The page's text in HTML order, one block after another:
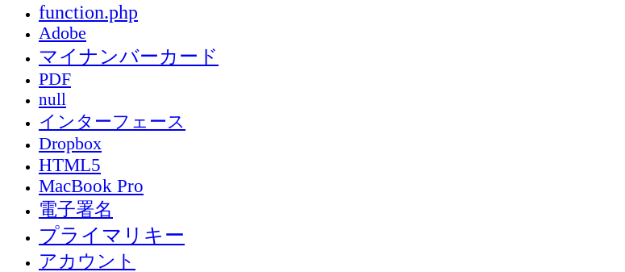
function.php
Adobe
マイナンバーカード
PDF
null
インターフェース
Dropbox
HTML5
MacBook Pro
電子署名
プライマリキー
アカウント